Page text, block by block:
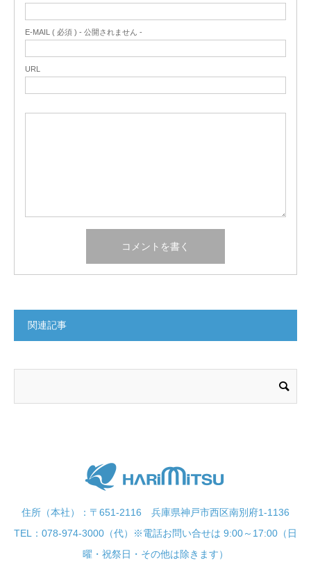
E-MAIL ( 必須 ) - 公開されません -
URL
関連記事
住所（本社）：〒651-2116 兵庫県神戸市西区南別府1-1136
TEL：078-974-3000（代）※電話お問い合せは 9:00～17:00（日
曜・祝祭日・その他は除きます）